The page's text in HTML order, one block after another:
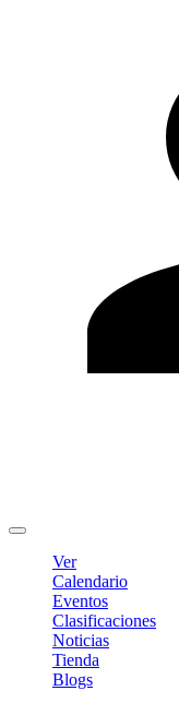
Ver
Calendario
Eventos
Clasificaciones
Noticias
Tienda
Blogs